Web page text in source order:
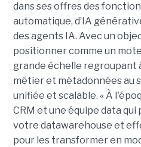
dans ses offres des
automatique, d’IA
des agents IA. Avec un
positionner comme un
grande échelle regroupant
métier et métadonnées au
unifiée et scalable. « À
CRM et une équipe data
votre datawarehouse et
pour les transformer en